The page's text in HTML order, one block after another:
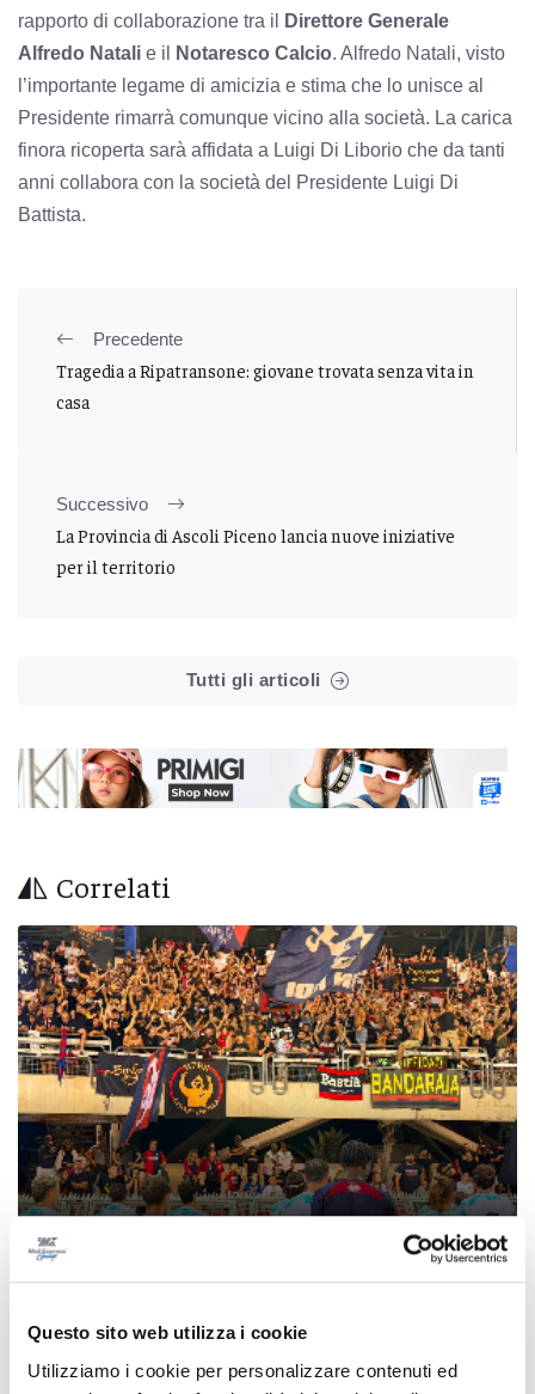
Questo sito web utilizza i cookie
Utilizziamo i cookie per personalizzare contenuti ed
rapporto di collaborazione tra il
Direttore Generale
Alfredo Natali e il Notaresco Calcio. Alfredo Natali, visto
l’importante legame di amicizia e stima che lo unisce al
Presidente rimarrà comunque vicino alla società. La carica
finora ricoperta sarà affidata a Luigi Di Liborio che da tanti
anni collabora con la società del Presidente Luigi Di
Battista.
Precedente
Tragedia a Ripatransone: giovane trovata senza vita in
casa
Successivo
La Provincia di Ascoli Piceno lancia nuove iniziative
per il territorio
Tutti gli articoli
Correlati
Coppa Italia Serie C - Biglietti ancora bloccati
per il derby tra Pescara e Samb: decide il
di Pierluigi Dorotei